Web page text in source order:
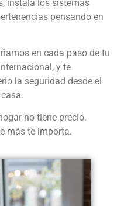
instala los sistemas
pensando en
en cada paso de tu
y te
la seguridad desde el
no tiene precio.
más te importa.